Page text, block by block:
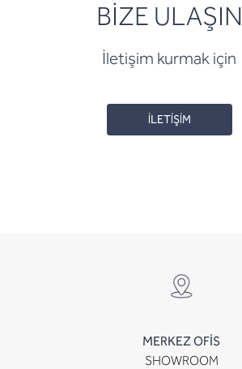
BİZE ULAŞIN
İletişim kurmak için
İLETİŞİM
MERKEZ OFİS
SHOWROOM